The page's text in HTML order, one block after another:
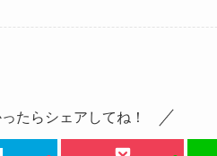
たらシェアしてね！